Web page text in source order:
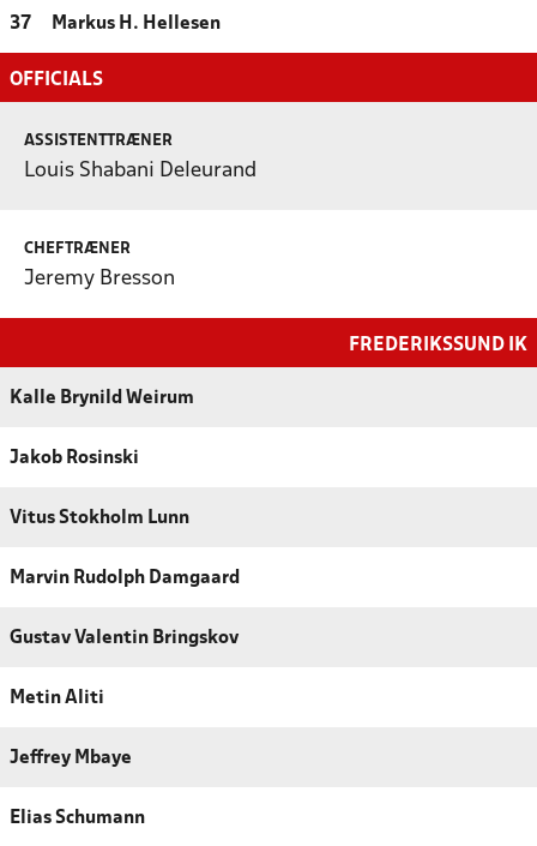
37 Markus H. Hellesen
OFFICIALS
ASSISTENTTRÆNER
Louis Shabani Deleurand
CHEFTRÆNER
Jeremy Bresson
FREDERIKSSUND IK
Kalle Brynild Weirum
Jakob Rosinski
Vitus Stokholm Lunn
Marvin Rudolph Damgaard
Gustav Valentin Bringskov
Metin Aliti
Jeffrey Mbaye
Elias Schumann